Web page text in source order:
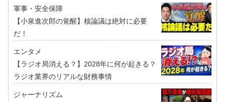
軍事・安全保障
【小泉進次郎の覚醒】核論議は絶対に必要
だ！
エンタメ
【ラジオ局消える？】2028年に何が起きる？
ラジオ業界のリアルな財務事情
ジャーナリズム